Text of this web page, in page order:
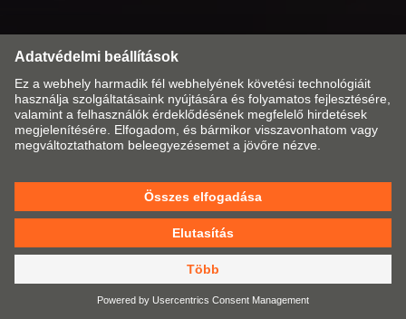
Piac és nyelv módosítása
Kapcsolat Impresszum
ÁÜF